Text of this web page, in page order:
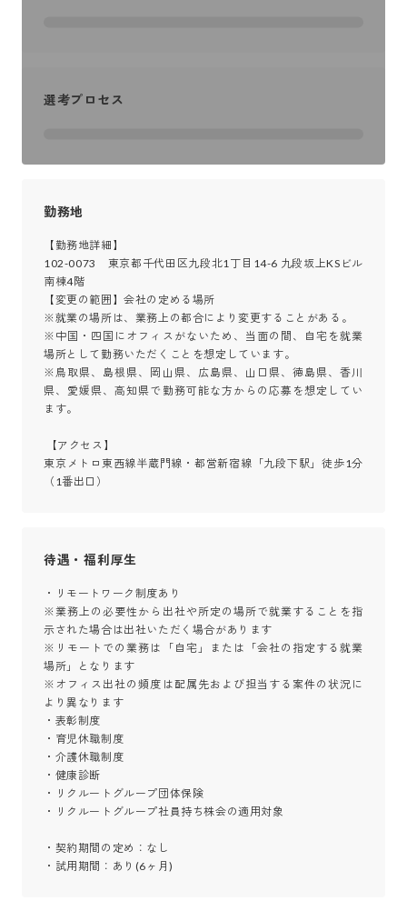
選考プロセス
勤務地
【勤務地詳細】
102-0073　東京都千代田区九段北1丁目14-6 九段坂上KSビル
南棟4階
【変更の範囲】会社の定める場所
※就業の場所は、業務上の都合により変更することがある。
※中国・四国にオフィスがないため、当面の間、自宅を就業
場所として勤務いただくことを想定しています。
※鳥取県、島根県、岡山県、広島県、山口県、徳島県、香川
県、愛媛県、高知県で勤務可能な方からの応募を想定してい
ます。
東京メトロ東西線半蔵門線・都営新宿線「九段下駅」徒歩1分
（1番出口）
待遇・福利厚生
・リモートワーク制度あり
※業務上の必要性から出社や所定の場所で就業することを指
示された場合は出社いただく場合があります
※リモートでの業務は「自宅」または「会社の指定する就業
場所」となります
※オフィス出社の頻度は配属先および担当する案件の状況に
より異なります
・表彰制度
・育児休職制度
・介護休職制度
・健康診断
・リクルートグループ団体保険
・リクルートグループ社員持ち株会の適用対象
・契約期間の定め：なし
・試用期間：あり(6ヶ月)